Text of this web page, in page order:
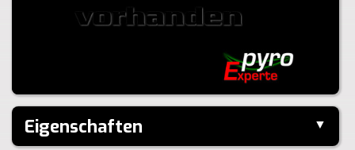
Eigenschaften ▼